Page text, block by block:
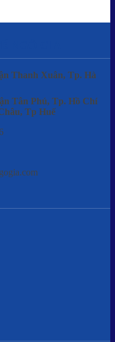
Thanh Xuân, Tp. Hà
Tân Phú, Tp. Hồ Chí
Tp Huế